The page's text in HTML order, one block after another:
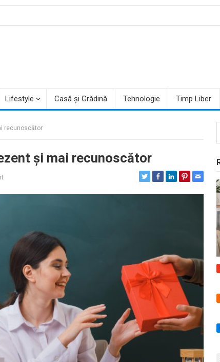
Lifestyle Casă și Grădină Tehnologie Timp Liber
recunoscător
și mai recunoscător